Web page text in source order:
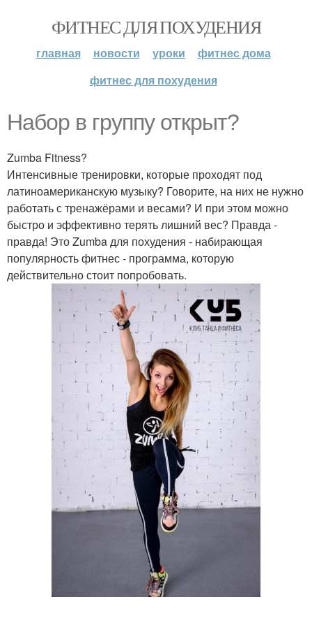
ФИТНЕС ДЛЯ ПОХУДЕНИЯ
главная новости уроки
фитнес дома
фитнес для похудения
Набор в группу открыт?
Zumba Fitness?
Интенсивные тренировки, которые проходят под
латиноамериканскую музыку? Говорите, на них не нужно
работать с тренажёрами и весами? И при этом можно
быстро и эффективно терять лишний вес? Правда -
правда! Это Zumba для похудения - набирающая
популярность фитнес - программа, которую
действительно стоит попробовать.